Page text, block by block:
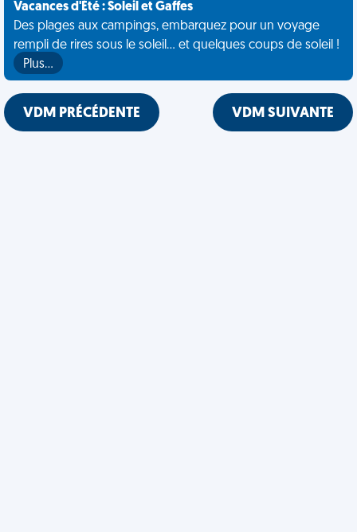
Vacances d'Été : Soleil et Gaffes
Des plages aux campings, embarquez pour un voyage
rempli de rires sous le soleil... et quelques coups de soleil !
Plus…
VDM PRÉCÉDENTE VDM SUIVANTE